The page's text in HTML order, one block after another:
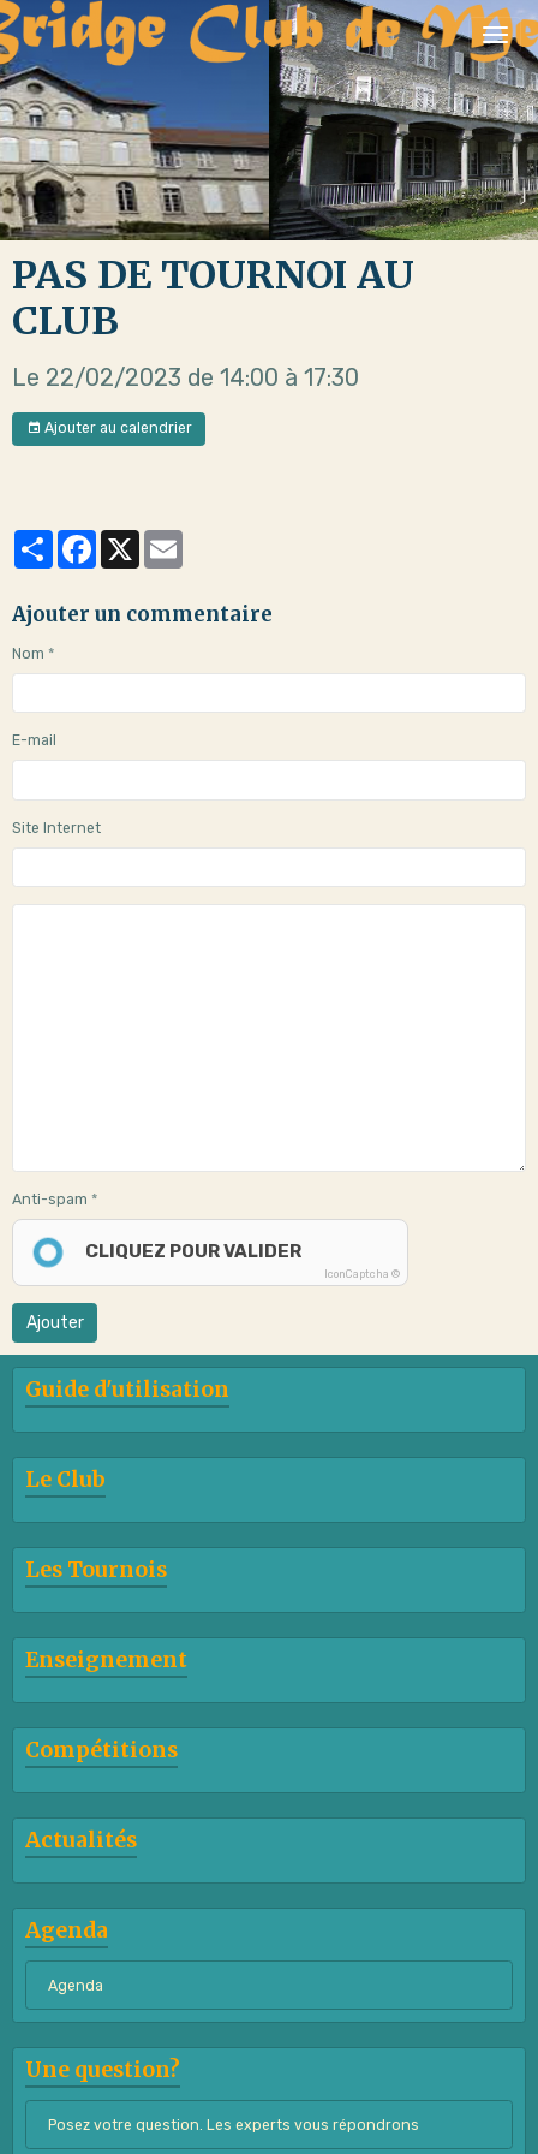
PAS DE TOURNOI AU
CLUB
Le 22/02/2023 de 14:00 à 17:30
Ajouter au calendrier
PartagerFacebook
X
Ajouter un commentaire
Nom
E-mail
Site Internet
Anti-spam
CLIQUEZ POUR VALIDER
IconCaptcha ©
Ajouter
Guide d'utilisation
Le Club
Les Tournois
Enseignement
Compétitions
Actualités
Agenda
Agenda
Une question?
Posez votre question. Les experts vous répondrons